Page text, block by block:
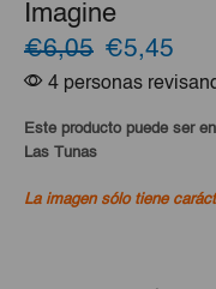
Imagine
€6,05 El
precio
original
€6,05.
€5,45
4 personas
Este producto puede ser
Las Tunas
La imagen sólo tiene